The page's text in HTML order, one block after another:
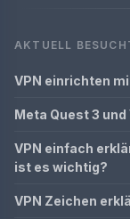
AKTUELL
VPN einrichten
Meta Quest 3
VPN einfach
ist es wichtig?
VPN Zeichen